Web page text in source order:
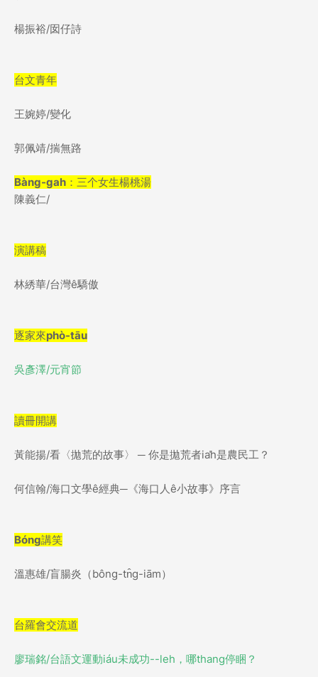
楊振裕/囡仔詩
台文青年
王婉婷/變化
郭佩靖/揣無路
Bàng-gah ：三个女生楊桃湯
陳義仁/
演講稿
林綉華/台灣ê驕傲
逐家來phò-tāu
吳彥澤/元宵節
讀冊開講
黃能揚/看〈拋荒的故事〉 ─ 你是拋荒者iah是農民工？
何信翰/海口文學ê經典─ 《海口人ê小故事》序言
Bóng講笑
溫惠雄/盲腸炎 （bông-tn̂g-iām）
台羅會交流道
廖瑞銘/台語文運動iáu未成功--leh ，哪thang停睏？